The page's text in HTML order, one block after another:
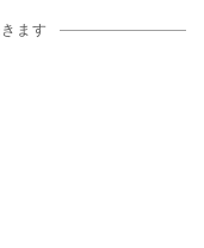
ます